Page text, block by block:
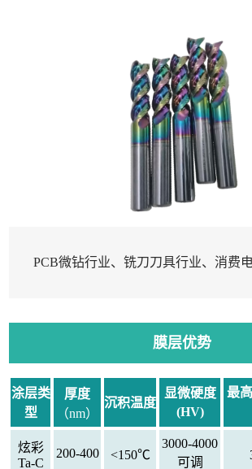
PCB微钻行业、铣刀刀具行业、消费
膜层优势
涂层类
型
厚度
（nm）
沉积温度
显微硬度
(HV)
最
炫彩
Ta-C
200-400 <150℃
3000-4000
可调